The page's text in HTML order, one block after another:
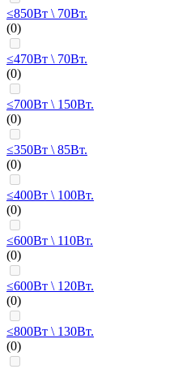
≤850Вт \ 70Вт.
(0)
≤470Вт \ 70Вт.
(0)
≤700Вт \ 150Вт.
(0)
≤350Вт \ 85Вт.
(0)
≤400Вт \ 100Вт.
(0)
≤600Вт \ 110Вт.
(0)
≤600Вт \ 120Вт.
(0)
≤800Вт \ 130Вт.
(0)